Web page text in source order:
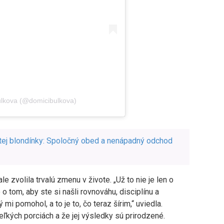
(@domicibulkova)
blondínky: Spoločný obed a nenápadný odchod
zvolila trvalú zmenu v živote. „Už to nie je len o
tom, aby ste si našli rovnováhu, disciplínu a
pomohol, a to je to, čo teraz šírim,“ uviedla.
porciách a že jej výsledky sú prirodzené.